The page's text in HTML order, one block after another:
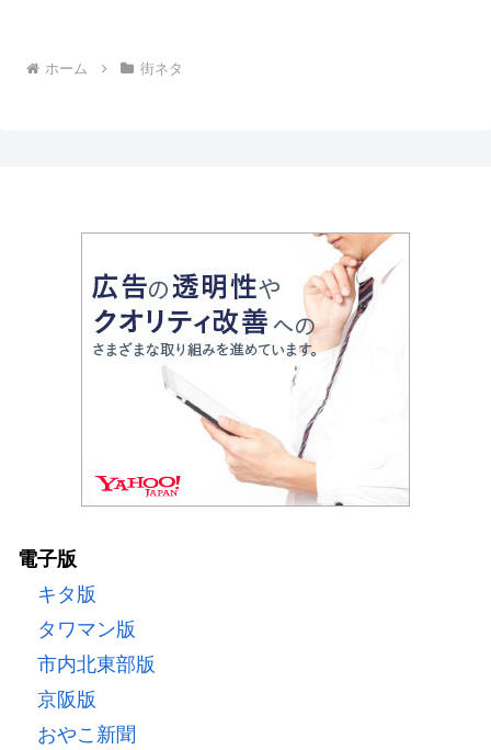
ホーム 街ネタ
電子版
キタ版
タワマン版
市内北東部版
京阪版
おやこ新聞